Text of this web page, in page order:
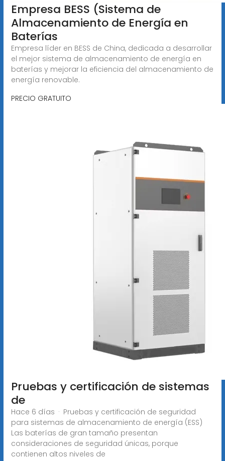
Empresa BESS (Sistema de
Almacenamiento de Energía en
Baterías
Empresa líder en BESS de China, dedicada a desarrollar
el mejor sistema de almacenamiento de energía en
baterías y mejorar la eficiencia del almacenamiento de
energía renovable.
PRECIO GRATUITO
Pruebas y certificación de sistemas
de
Hace 6 días · Pruebas y certificación de seguridad
para sistemas de almacenamiento de energía (ESS)
Las baterías de gran tamaño presentan
consideraciones de seguridad únicas, porque
contienen altos niveles de